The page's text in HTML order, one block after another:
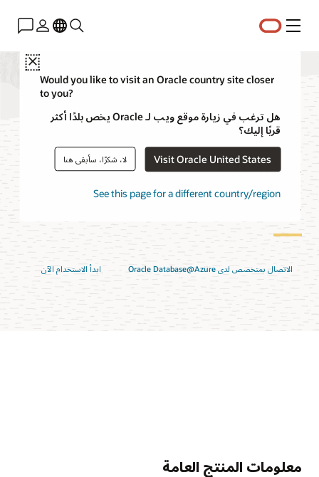
القائمة
Close
Would you like to visit an Oracle country site closer
to you?
هل ترغب في زيارة موقع ويب لـ Oracle يخص بلدًا أكثر
قربًا إليك؟
Visit Oracle United States لا، شكرًا، سأبقى هنا
See this page for a different country/region
الأسئلة الشائعة عن
Oracle
Database@Azure
الاتصال بمتخصص لدى Oracle Database@Azure ابدأ الاستخدام الآن
معلومات المنتج العامة